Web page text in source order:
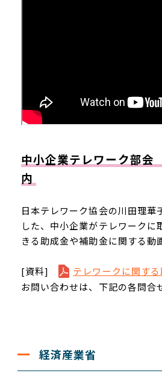
中小企業テレワーク部
内
日本テレワーク協会の川田理華
した、中小企業がテレワークに
きる助成金や補助金に関する動
[資料]
テレワークに関す
お問い合わせは、下記の各問合
経済産業省